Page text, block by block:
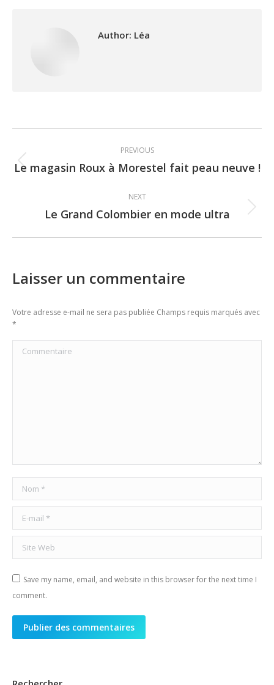
Author: Léa
navigation
PREVIOUS
Previous
Le magasin Roux à Morestel fait peau neuve !
NEXT
Next
Le Grand Colombier en mode ultra
Laisser un commentaire
Votre adresse e-mail ne sera pas publiée Champs requis marqués avec
*
Commentaire
Nom *
E-mail *
Site Web
Save my name, email, and website in this browser for the next time I
comment.
Publier des commentaires